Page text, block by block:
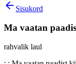
Sisukord
Ma vaatan
rahvalik laul